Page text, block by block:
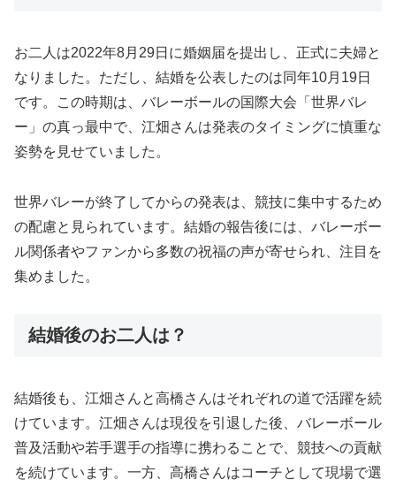
お二人は2022年8月29日に婚姻届を提出し、正式に夫婦と
なりました。ただし、結婚を公表したのは同年10月19日
です。この時期は、バレーボールの国際大会「世界バレ
ー」の真っ最中で、江畑さんは発表のタイミングに慎重な
姿勢を見せていました。
世界バレーが終了してからの発表は、競技に集中するため
の配慮と見られています。結婚の報告後には、バレーボー
ル関係者やファンから多数の祝福の声が寄せられ、注目を
集めました。
結婚後のお二人は？
結婚後も、江畑さんと高橋さんはそれぞれの道で活躍を続
けています。江畑さんは現役を引退した後、バレーボール
普及活動や若手選手の指導に携わることで、競技への貢献
を続けています。一方、高橋さんはコーチとして現場で選